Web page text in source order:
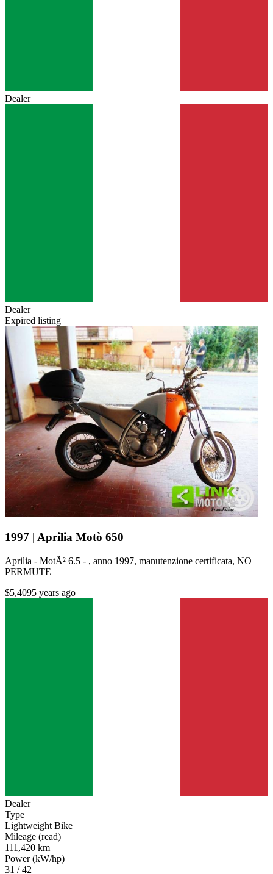
Dealer
Dealer
Expired listing
1997 | Aprilia Motò 650
Aprilia - MotÃ² 6.5 - , anno 1997, manutenzione certificata, NO
PERMUTE
$5,4095 years ago
Dealer
Type
Lightweight Bike
Mileage (read)
111,420 km
Power (kW/hp)
31 / 42